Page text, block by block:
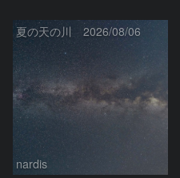
夏の天の川 2026/08/06
nardis